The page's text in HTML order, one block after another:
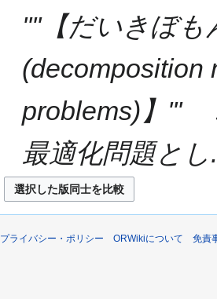
''''【だいきぼ
(decomposition
problems)】'''
最適化問題とし
プライバシー・ポリシー ORWikiについて 免責